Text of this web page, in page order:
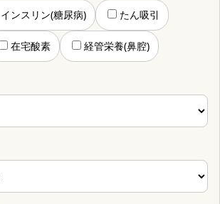
インスリン(糖尿病) たん吸引
在宅酸素 経管栄養(鼻腔)